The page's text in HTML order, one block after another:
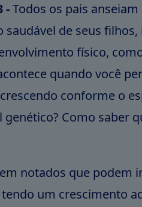
-Todos os pais anseiam
saudável de seus
físico,
quando você
conforme o
genético? Como saber
notados que podem
um crescimento